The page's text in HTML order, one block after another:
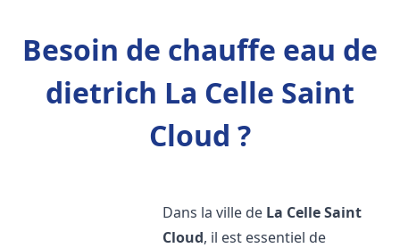
Besoin de chauffe eau de
dietrich La Celle Saint
Cloud ?
Dans la ville de La Celle Saint
Cloud, il est essentiel de